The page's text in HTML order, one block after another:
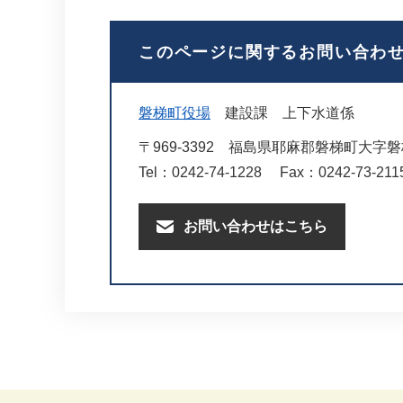
このページに関するお問い合わ
磐梯町役場 建設課 上下水道係
〒969-3392
福島県耶麻郡磐梯町大字
Tel：0242-74-1228
Fax：0242-73-
お問い合わせはこちら